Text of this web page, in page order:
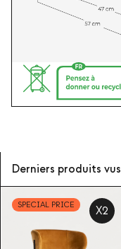
Derniers produits vus
SPECIAL PRICE X2